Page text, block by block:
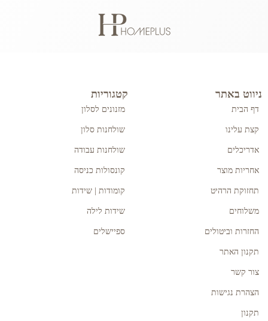
ניווט באתר
דף הבית
קצת עלינו
אדריכלים
אחריות מוצר
תחזוקת הרהיט
משלוחים
החזרות וביטולים
תקנון האתר
צור קשר
הצהרת נגישות
תקנון
קטגוריות
מזנונים לסלון
שולחנות סלון
שולחנות עבודה
קונסולות כניסה
קומודות | שידות
שידות לילה
ספיישלים